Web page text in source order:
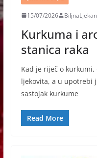
15/07/2026
Kurkuma i
stanica raka
Kad je riječ o
ljekovita, a u upotrebi
sastojak kurkume
Read More